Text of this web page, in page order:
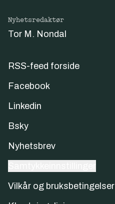
Nyhetsredaktør
Tor M. Nondal
RSS-feed forside
Facebook
Linkedin
Bsky
Nyhetsbrev
Vilkår og bruksbetingelser